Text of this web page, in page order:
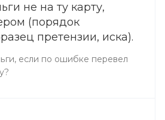
не на ту карту,
(порядок
претензии, иска).
если по ошибке перевел